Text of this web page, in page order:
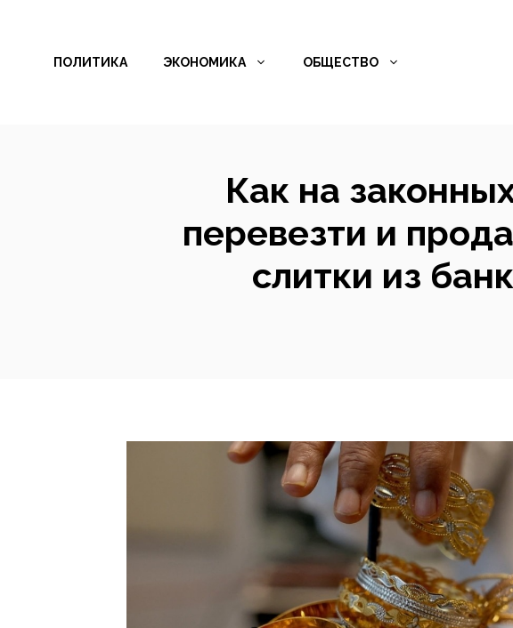
содержимому
ПОЛИТИКА ЭКОНОМИКА ОБЩЕСТВО
Как на
перевезти и
слитки из